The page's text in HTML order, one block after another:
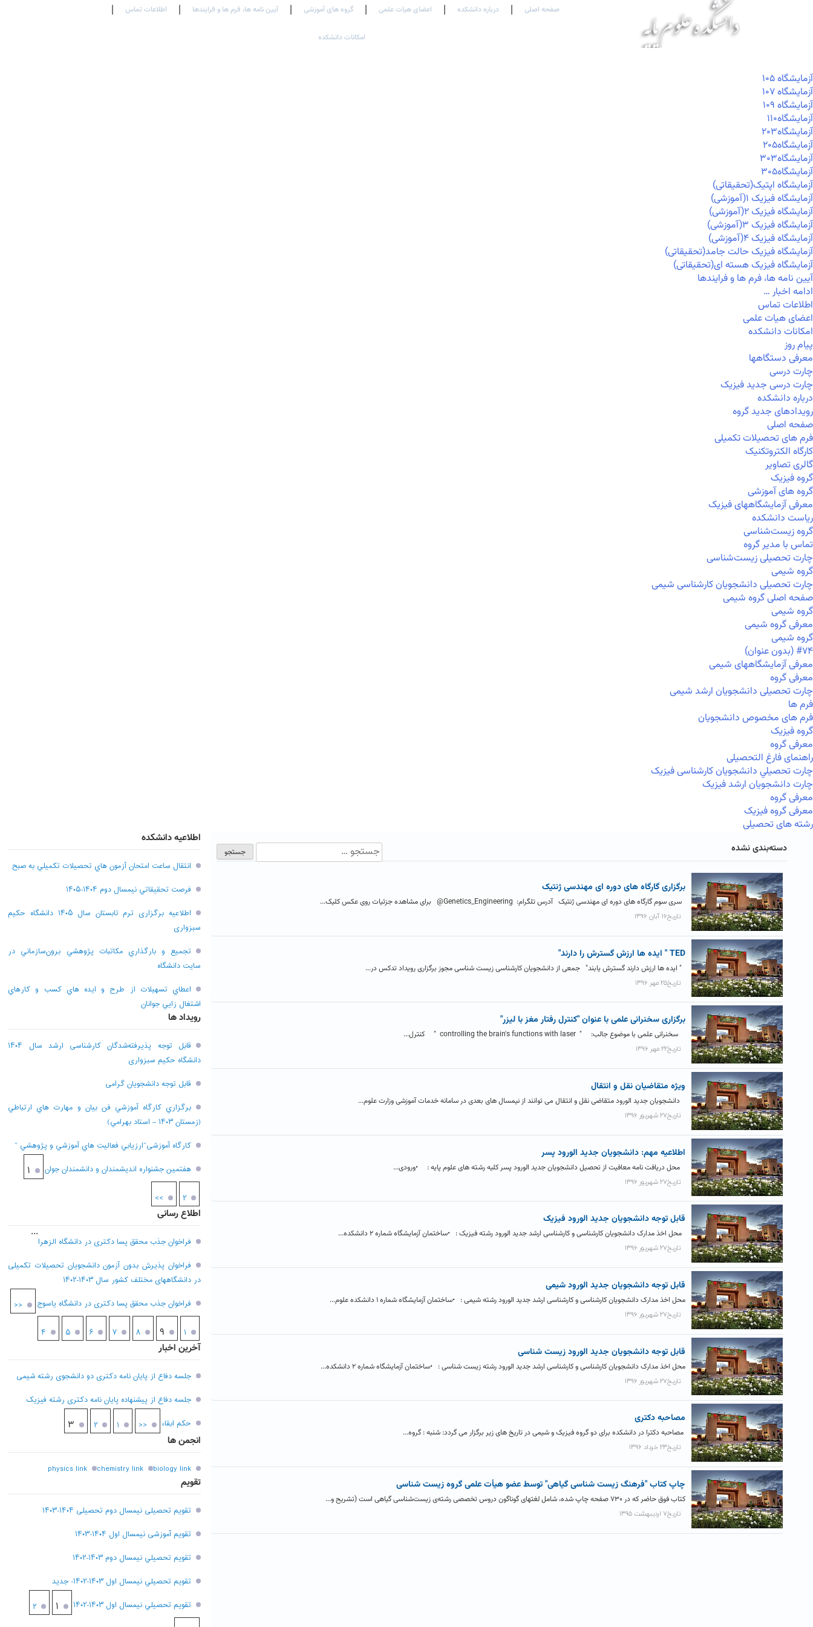
صفحه اصلی درباره دانشکده اعضای هیات علمی گروه های آموزشی آیین نامه ها، فرم ها و فرایندها اطلاعات تماس
امکانات دانشکده
آزمايشگاه ۱۰۵
آزمايشگاه ۱۰۷
آزمايشگاه ۱۰۹
آزمايشگاه۱۱۰
آزمايشگاه۲۰۳
آزمايشگاه۲۰۵
آزمايشگاه۳۰۳
آزمايشگاه۳۰۵
آزمایشگاه اپتیک(تحقیقاتی)
آزمایشگاه فیزیک ۱(آموزشی)
آزمایشگاه فیزیک ۲(آموزشی)
آزمایشگاه فیزیک ۳(آموزشی)
آزمایشگاه فیزیک ۴(آموزشی)
آزمایشگاه فیزیک حالت جامد(تحقیقاتی)
آزمایشگاه فیزیک هسته ای(تحقیقاتی)
آیین نامه ها، فرم ها و فرایندها
ادامه اخبار …
اطلاعات تماس
اعضای هیات علمی
امکانات دانشکده
پیام روز
معرفی دستگاهها
چارت درسی
چارت درسی جدید فیزیک
درباره دانشکده
رویدادهای جدید گروه
صفحه اصلی
فرم های تحصیلات تکمیلی
کارگاه الکتروتکنیک
گالری تصاویر
گروه فیزیک
گروه های آموزشی
معرفی آزمایشگاههای فیزیک
ریاست دانشکده
گروه زیست‌شناسی
تماس با مدیر گروه
چارت تحصیلی زیست‌شناسی
گروه شیمی
چارت تحصیلی دانشجویان کارشناسی شیمی
صفحه اصلی گروه شیمی
گروه شیمی
معرفی گروه شیمی
گروه شیمی
#۷۴ (بدون عنوان)
معرفی آزمایشگاههای شیمی
معرفی گروه
چارت تحصیلی دانشجویان ارشد شیمی
فرم ها
فرم های مخصوص دانشجویان
گروه فیزیک
معرفی گروه
راهنمای فارغ التحصیلی
چارت تحصيلي دانشجویان کارشناسی فیزیک
چارت دانشجویان ارشد فیزیک
معرفی گروه
معرفی گروه فیزیک
رشته های تحصیلی
دسته‌بندی نشده
برگزاری گارگاه های دوره ای مهندسی ژنتیک
سری سوم گارگاه های دوره ای مهندسی ژنتیک آدرس تلگرام: Genetics_Engineering@ برای مشاهده جزئیات روی عکس کلیک...
تاریخ۱۶ آبان ۱۳۹۶
TED " ایده ها ارزش گسترش را دارند"
" ایده­ ها ارزش دارند گسترش یابند" جمعی از دانشجویان کارشناسی زیست شناسی مجوز برگزاری رویداد تدکس در...
تاریخ۲۵ مهر ۱۳۹۶
برگزاری سخنرانی علمی با عنوان "کنترل رفتار مغز با لیزر"
سخنرانی علمی با موضوع جالب: " controlling the brain's functions with laser " کنترل...
تاریخ۲۲ مهر ۱۳۹۶
ویژه متقاضیان نقل و انتقال
دانشجویان جدید الورود متقاضی نقل و انتقال می توانند از نیمسال های بعدی در سامانه خدمات آموزشی وزارت علوم...
تاریخ۲۷ شهریور ۱۳۹۶
اطلاعیه مهم: دانشجویان جدید الورود پسر
محل دریافت نامه معافیت از تحصیل دانشجویان جدید الورود پسر کلیه رشته های علوم پایه : •ورودی...
تاریخ۲۷ شهریور ۱۳۹۶
قابل توجه دانشجویان جدید الورود فیزیک
محل اخذ مدارک دانشجویان کارشناسی و کارشناسی ارشد جدید الورود رشته فیزیک : •ساختمان آزمایشگاه شماره ۲ دانشکده...
تاریخ۲۷ شهریور ۱۳۹۶
قابل توجه دانشجویان جدید الورود شیمی
محل اخذ مدارک دانشجویان کارشناسی و کارشناسی ارشد جدید الورود رشته شیمی : •ساختمان آزمایشگاه شماره ۱ دانشکده علوم...
تاریخ۲۷ شهریور ۱۳۹۶
قابل توجه دانشجویان جدید الورود زیست شناسی
محل اخذ مدارک دانشجویان کارشناسی و کارشناسی ارشد جدید الورود رشته زیست شناسی : •ساختمان آزمایشگاه شماره ۲ دانشکده...
تاریخ۲۷ شهریور ۱۳۹۶
مصاحبه دکتری
مصاحبه دکترا در دانشکده برای دو گروه فیزیک و شیمی در تاریخ های زیر برگزار می گردد: شنبه : گروه...
تاریخ۲۳ خرداد ۱۳۹۶
چاپ کتاب "فرهنگ زیست شناسی گیاهی" توسط عضو هیأت علمی گروه زیست شناسی
کتاب فوق حاضر که در ۷۳۰ صفحه چاپ شده، شامل لغتهای گوناگون دروس تخصصی رشته‌ی زیست‌شناسی گیاهی است (تشریح و...
تاریخ۷ اردیبهشت ۱۳۹۵
اطلاعیه دانشکده
انتقال ساعت امتحان آزمون هاي تحصيلات تکميلي به صبح
فرصت تحقيقاتي نیمسال دوم ۱۴۰۴-۱۴۰۵
اطلاعیه برگزاری ترم تابستان سال ۱۴۰۵ دانشگاه حکیم
سبزواری
تجميع و بارگذاري مکاتبات پژوهشي برون‌سازماني در
سايت دانشگاه
اعطاي تسهيلات از طرح و ايده هاي کسب و کارهاي
اشتغال زايي جوانان
رویداد ها
قابل توجه پذیرفته‌شدگان کارشناسی ارشد سال ۱۴۰۴
دانشگاه حکیم سبزواری
قابل توجه دانشجویان گرامی
برگزاري کارگاه آموزشي فن بيان و مهارت هاي ارتباطي
(زمستان ۱۴۰۳ – استاد بهرامي)
کارگاه آموزشی”ارزيابي فعاليت هاي آموزشي و پژوهشي “
هفتمين جشنواره انديشمندان و دانشمندان جوان
۱
۲ >>
اطلاع رسانی
فراخوان جذب محقق پسا دکتری در دانشگاه الزهرا
فراخوان پذیرش بدون آزمون دانشجویان تحصیلات تکمیلی
در دانشگاههای مختلف کشور سال ۱۴۰۳-۱۴۰۲
فراخوان جذب محقق پسا دکتری در دانشگاه یاسوج
<<
۱
...
۴ ۵ ۶ ۷ ۸ ۹
آخرین اخبار
جلسه دفاع از پایان نامه دکتری دو دانشجوی رشته شیمی
جلسه دفاع از پیشنهاده پایان نامه دکتری رشته فیزیک
حکم ابقاء
<< ۱ ۲ ۳
انجمن ها
biology link
chemistry link
physics link
تقویم
تقویم تحصیلی نیمسال دوم تحصیلی ۱۴۰۴-۱۴۰۳
تقویم آموزشی نیمسال اول ۱۴۰۴-۱۴۰۳
تقويم تحصيلي نيمسال دوم ۱۴۰۳-۱۴۰۲
تقويم تحصيلي نيمسال اول ۱۴۰۳-۱۴۰۲- جديد
تقويم تحصيلي نيمسال اول ۱۴۰۳-۱۴۰۲
۱ ۲